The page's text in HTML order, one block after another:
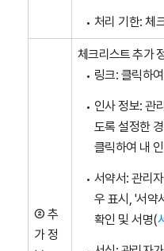
처리 기한: 체
② 추
가 정
체크리스트 추가
링크: 클릭하
인사 정보: 관
도록 설정한
클릭하여 내
서약서: 관리
우 표시, '서약
확인 및 서명(